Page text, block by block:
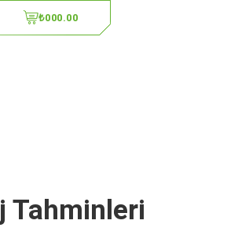
₺000.00
Tahminleri